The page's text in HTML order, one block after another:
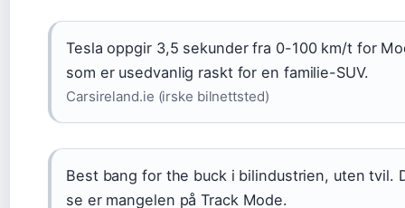
Tesla oppgir 3,5 sekunder fra 0-100 km/t for
som er usedvanlig raskt for en familie-SUV.
Carsireland.ie (irske bilnettsted)
Best bang for the buck i bilindustrien, uten tvil.
se er mangelen på Track Mode.